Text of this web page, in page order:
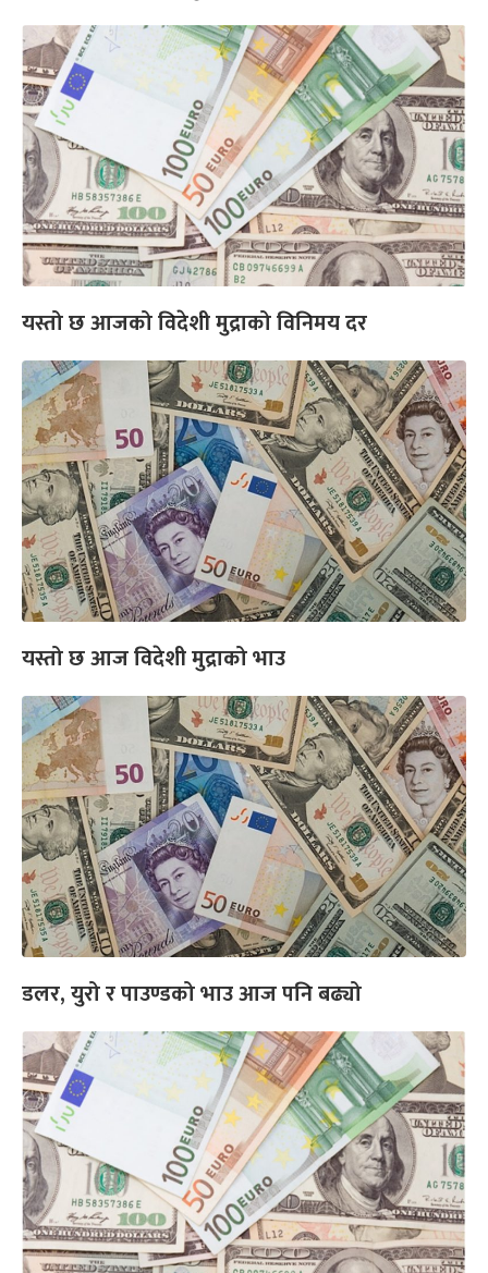
यस्तो छ आजको विदेशी मुद्राको विनिमय दर
यस्तो छ आज विदेशी मुद्राको भाउ
डलर, युरो र पाउण्डको भाउ आज पनि बढ्यो